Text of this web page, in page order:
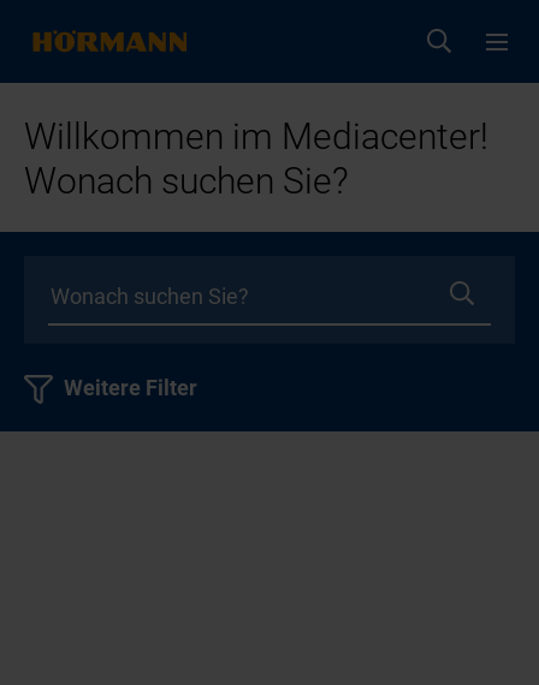
Willkommen im Mediacenter!
Wonach suchen Sie?
Weitere Filter